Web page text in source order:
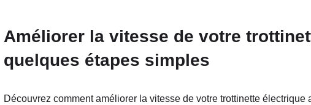
Améliorer la vitesse de votre
quelques étapes simples
Découvrez comment améliorer la vitesse de votre trottinette électrique